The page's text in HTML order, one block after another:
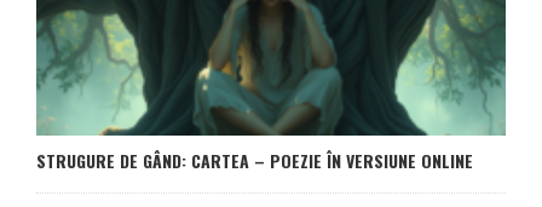
STRUGURE DE GÂND: CARTEA – POEZIE ÎN VERSIUNE ONLINE